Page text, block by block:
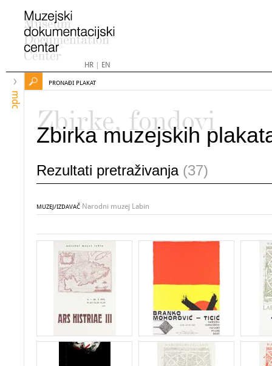
HR| EN
mdc
PRONAĐI PLAKAT
Zbirke, fondovi
Zbirka muzejskih
Rezultati pretraživanja (37)
MUZEJ/IZDAVAČ Narodni muzej Labin